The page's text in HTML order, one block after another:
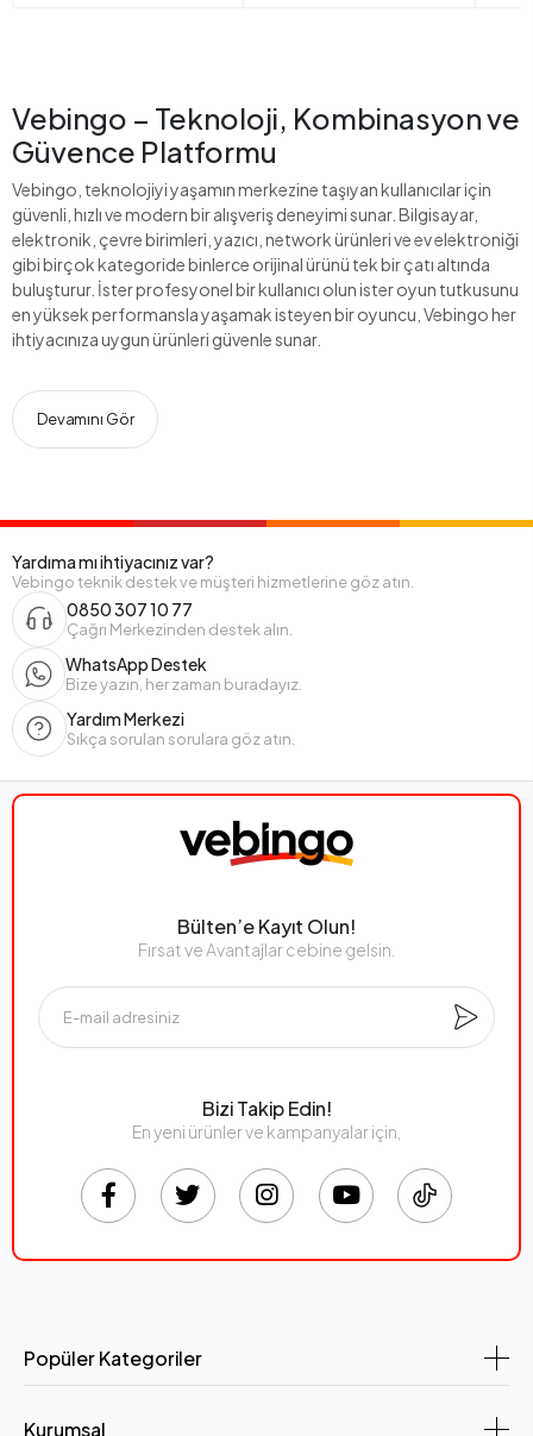
Vebingo – Teknoloji, Kombinasyon ve
Güvence Platformu
Vebingo, teknolojiyi yaşamın merkezine taşıyan kullanıcılar için
güvenli, hızlı ve modern bir alışveriş deneyimi sunar. Bilgisayar,
elektronik, çevre birimleri, yazıcı, network ürünleri ve ev elektroniği
gibi birçok kategoride binlerce orijinal ürünü tek bir çatı altında
buluşturur. İster profesyonel bir kullanıcı olun ister oyun tutkusunu
en yüksek performansla yaşamak isteyen bir oyuncu, Vebingo her
ihtiyacınıza uygun ürünleri güvenle sunar.
Devamını Gör
Yardıma mı ihtiyacınız var?
Vebingo teknik destek ve müşteri hizmetlerine göz atın.
0850 307 10 77
Çağrı Merkezinden destek alın.
WhatsApp Destek
Bize yazın, her zaman buradayız.
Yardım Merkezi
Sıkça sorulan sorulara göz atın.
Bülten’e Kayıt Olun!
Fırsat ve Avantajlar cebine gelsin.
Bizi Takip Edin!
En yeni ürünler ve kampanyalar için,
Popüler Kategoriler
Kurumsal